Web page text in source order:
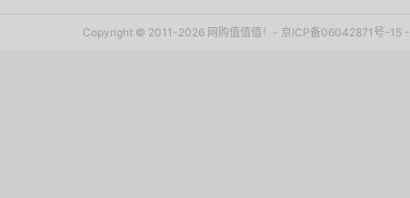
Copyright © 2011-2026 网购值值值！- 京ICP备06042871号-15 -